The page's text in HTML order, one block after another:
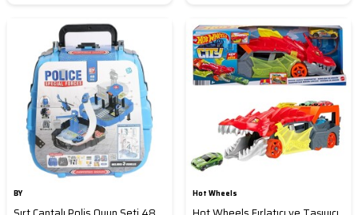
BY Hot Wheels